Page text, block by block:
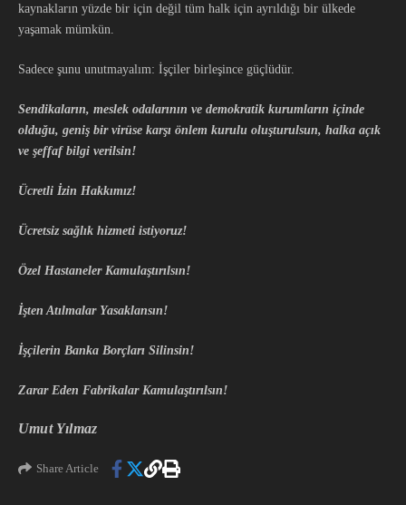
kaynakların yüzde bir için değil tüm halk için ayrıldığı bir ülkede
yaşamak mümkün.
Sadece şunu unutmayalım: İşçiler birleşince güçlüdür.
Sendikaların, meslek odalarının ve demokratik kurumların içinde
olduğu, geniş bir virüse karşı önlem kurulu oluşturulsun, halka açık
ve şeffaf bilgi verilsin!
Ücretli İzin Hakkımız!
Ücretsiz sağlık hizmeti istiyoruz!
Özel Hastaneler Kamulaştırılsın!
İşten Atılmalar Yasaklansın!
İşçilerin Banka Borçları Silinsin!
Zarar Eden Fabrikalar Kamulaştırılsın!
Umut Yılmaz
Share Article